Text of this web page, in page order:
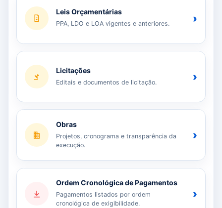
Leis Orçamentárias
PPA, LDO e LOA vigentes e anteriores. ›
Licitações
Editais e documentos de licitação. ›
Obras
Projetos, cronograma e transparência da
execução.
›
Ordem Cronológica de Pagamentos
Pagamentos listados por ordem
cronológica de exigibilidade.
›